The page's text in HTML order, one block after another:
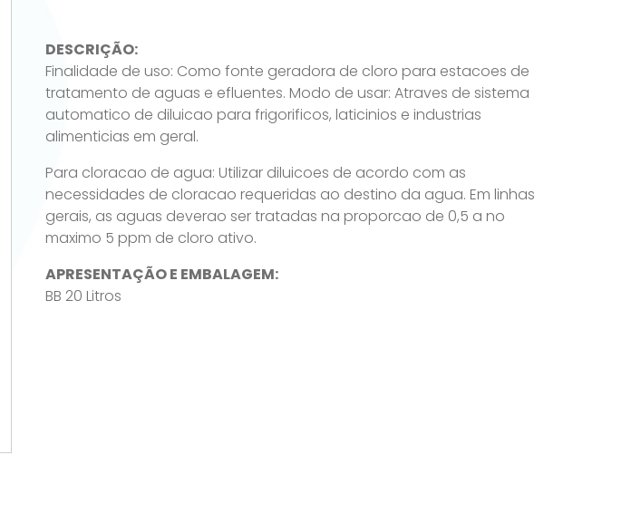
DESCRIÇÃO:
Finalidade de uso: Como fonte geradora de cloro para estacoes de
tratamento de aguas e efluentes. Modo de usar: Atraves de sistema
automatico de diluicao para frigorificos, laticinios e industrias
alimenticias em geral.
Para cloracao de agua: Utilizar diluicoes de acordo com as
necessidades de cloracao requeridas ao destino da agua. Em linhas
gerais, as aguas deverao ser tratadas na proporcao de 0,5 a no
maximo 5 ppm de cloro ativo.
APRESENTAÇÃO E EMBALAGEM:
BB 20 Litros